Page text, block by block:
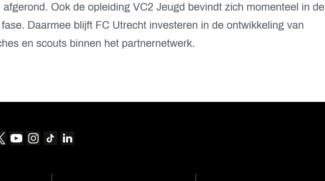
afgerond. Ook de opleiding VC2 Jeugd bevindt zich momenteel in de
Daarmee blijft FC Utrecht investeren in de ontwikkeling van
en scouts binnen het partnernetwerk.